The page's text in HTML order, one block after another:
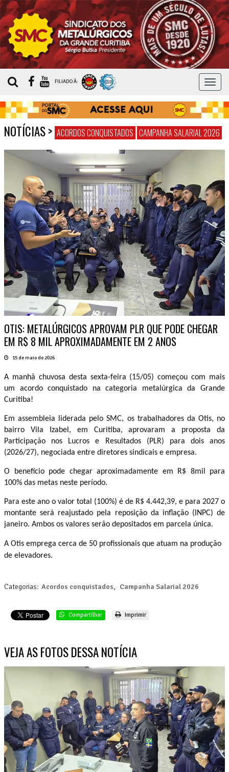
MENU
FILIADO À:
NOTÍCIAS> ACORDOS CONQUISTADOS CAMPANHA SALARIAL 2026
OTIS: METALÚRGICOS APROVAM PLR QUE PODE CHEGAR
EM R$ 8 MIL APROXIMADAMENTE EM 2 ANOS
15 de maio de 2026
A manhã chuvosa desta sexta-feira (15/05) começou com mais
um acordo conquistado na categoria metalúrgica da Grande
Curitiba!
Em assembleia liderada pelo SMC, os trabalhadores da Otis, no
bairro Vila Izabel, em Curitiba, aprovaram a proposta da
Participação nos Lucros e Resultados (PLR) para dois anos
(2026/27), negociada entre diretores sindicais e empresa.
O benefício pode chegar aproximadamente em R$ 8mil para
100% das metas neste período.
Para este ano o valor total (100%) é de R$ 4.442,39, e para 2027 o
montante será reajustado pela reposição da inflação (INPC) de
janeiro. Ambos os valores serão depositados em parcela única.
A Otis emprega cerca de 50 profissionais que atuam na produção
de elevadores.
Categorias: Acordos conquistados, Campanha Salarial 2026
Compartilhar Imprimir
VEJA AS FOTOS DESSA NOTÍCIA